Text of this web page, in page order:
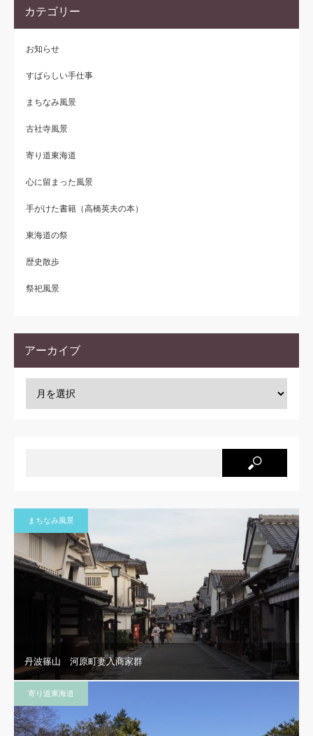
カテゴリー
お知らせ
すばらしい手仕事
まちなみ風景
古社寺風景
寄り道東海道
心に留まった風景
手がけた書籍（高橋英夫の本）
東海道の祭
歴史散歩
祭祀風景
アーカイブ
まちなみ風景
丹波篠山 河原町妻入商家群
寄り道東海道